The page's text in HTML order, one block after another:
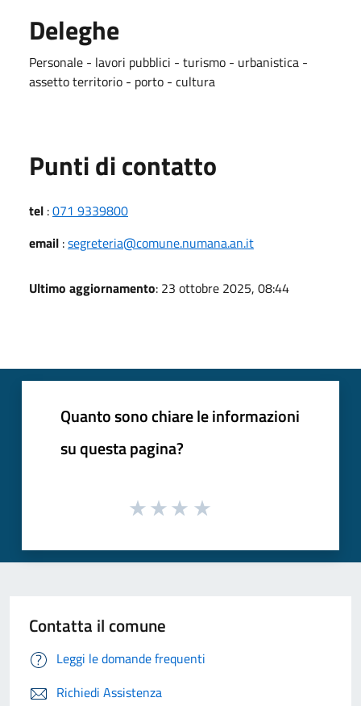
Deleghe
Personale - lavori pubblici - turismo - urbanistica -
assetto territorio - porto - cultura
Punti di contatto
tel :071 9339800
email :segreteria@comune.numana.an.it
Ultimo aggiornamento: 23 ottobre 2025, 08:44
Quanto sono chiare le informazioni
su questa pagina?
Contatta il comune
Leggi le domande frequenti
Richiedi Assistenza